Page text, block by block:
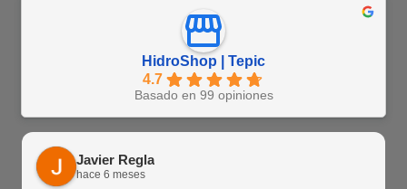
HidroShop | Tepic
4.7
Basado en 99 opiniones
Javier Regla
hace 6 meses